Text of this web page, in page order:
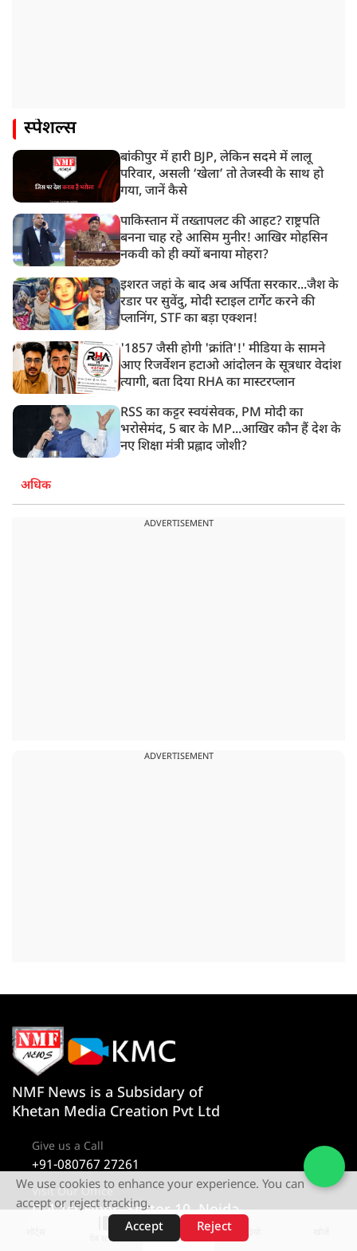
स्पेशल्स
बांकीपुर में हारी BJP, लेकिन सदमे में लालू
परिवार, असली ‘खेला’ तो तेजस्वी के साथ हो
गया, जानें कैसे
पाकिस्तान में तख्तापलट की आहट? राष्ट्रपति
बनना चाह रहे आसिम मुनीर! आखिर मोहसिन
नकवी को ही क्यों बनाया मोहरा?
इशरत जहां के बाद अब अर्पिता सरकार...जैश के
रडार पर सुवेंदु, मोदी स्टाइल टार्गेट करने की
प्लानिंग, STF का बड़ा एक्शन!
'1857 जैसी होगी 'क्रांति'!' मीडिया के सामने
आए रिजर्वेशन हटाओ आंदोलन के सूत्रधार वेदांश
त्यागी, बता दिया RHA का मास्टरप्लान
RSS का कट्टर स्वयंसेवक, PM मोदी का
भरोसेमंद, 5 बार के MP...आखिर कौन हैं देश के
नए शिक्षा मंत्री प्रह्लाद जोशी?
अधिक
ADVERTISEMENT
ADVERTISEMENT
वेब स्टोरीज़
NMF News is a Subsidary of
Khetan Media Creation Pvt Ltd
Give us a Call
+91-080767 27261
Visit Our Office
D-4 1st Floor, Sector 10, Noida,
Uttar Pradesh 201301
We use cookies to enhance your experience. You can
accept or reject tracking.
Accept
Reject